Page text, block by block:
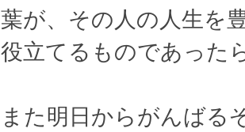
葉が、その人の人生を
役立てるものであった
また明日からがんばる